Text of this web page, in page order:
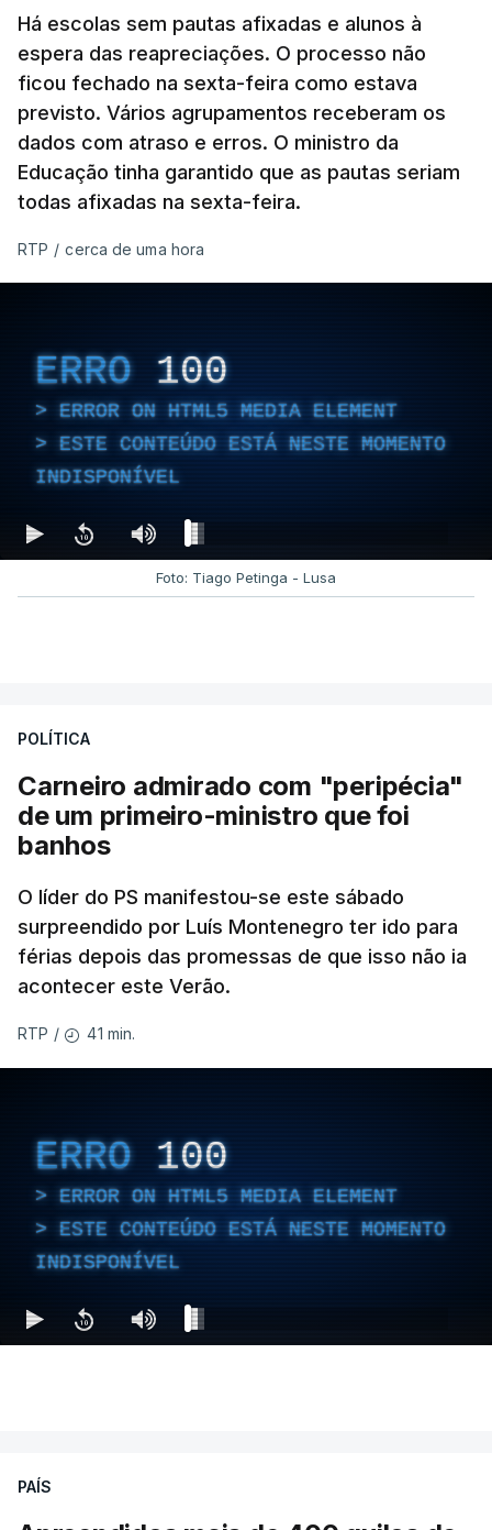
Há escolas sem pautas afixadas e alunos à
espera das reapreciações. O processo não
ficou fechado na sexta-feira como estava
previsto. Vários agrupamentos receberam os
dados com atraso e erros. O ministro da
Educação tinha garantido que as pautas seriam
todas afixadas na sexta-feira.
RTP / cerca de uma hora
ERRO 100
ERROR ON HTML5 MEDIA ELEMENT
ESTE CONTEÚDO ESTÁ NESTE MOMENTO
INDISPONÍVEL
Foto: Tiago Petinga - Lusa
POLÍTICA
Carneiro admirado com "peripécia"
de um primeiro-ministro que foi
banhos
O líder do PS manifestou-se este sábado
surpreendido por Luís Montenegro ter ido para
férias depois das promessas de que isso não ia
acontecer este Verão.
RTP / 41 min.
ERRO 100
ERROR ON HTML5 MEDIA ELEMENT
ESTE CONTEÚDO ESTÁ NESTE MOMENTO
INDISPONÍVEL
PAÍS